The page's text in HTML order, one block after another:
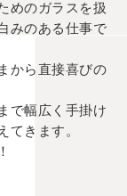
めのガラスを扱
みのある仕事で
から直接喜びの
で幅広く手掛け
てきます。